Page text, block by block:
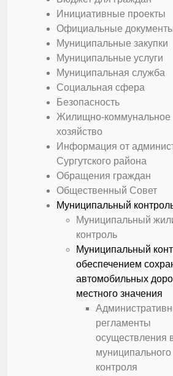
Инициативные проекты
Официальные
Муниципальные закупки
Муниципальные услуги
Муниципальная служба
Социальная сфера
Безопасность
Жилищно-коммунальное
хозяйство
Информация от
Сургутского района
Обращения граждан
Общественный Совет
Муниципальный
Муниципальный
контроль
Муниципальный
обеспечением
автомобильных
местного значения
регламенты
осуществления
муниципального
контроля